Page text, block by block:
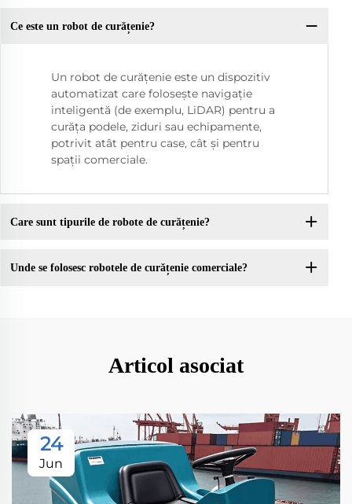
Ce este un robot de curățenie?
Un robot de curățenie este un dispozitiv
automatizat care folosește navigație
inteligentă (de exemplu, LiDAR) pentru a
curăța podele, ziduri sau echipamente,
potrivit atât pentru case, cât și pentru
spații comerciale.
Care sunt tipurile de robote de curățenie?
Unde se folosesc robotele de curățenie comerciale?
Articol asociat
24
Jun